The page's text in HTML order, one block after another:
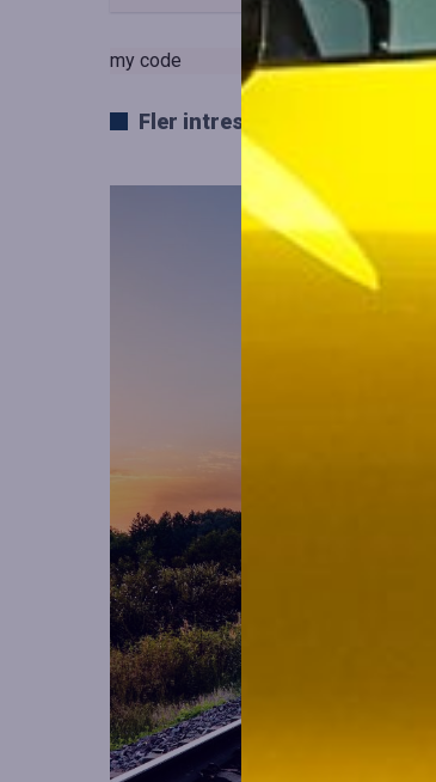
my code
Fler intressanta artiklar